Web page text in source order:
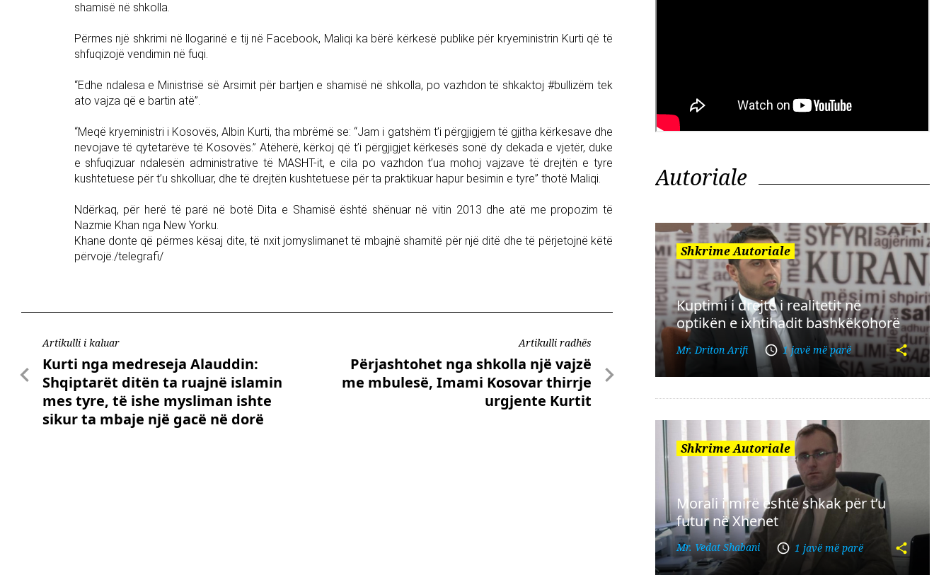
shamisë në shkolla.
Përmes një shkrimi në llogarinë e tij në Facebook, Maliqi ka bërë kërkesë publike për kryeministrin Kurti që të
shfuqizojë vendimin në fuqi.
“Edhe ndalesa e Ministrisë së Arsimit për bartjen e shamisë në shkolla, po vazhdon të shkaktoj #bullizëm tek
ato vajza që e bartin atë”.
“Meqë kryeministri i Kosovës, Albin Kurti, tha mbrëmë se: “Jam i gatshëm t’i përgjigjem të gjitha kërkesave dhe
nevojave të qytetarëve të Kosovës.” Atëherë, kërkoj që t’i përgjigjet kërkesës sonë dy dekada e vjetër, duke
e shfuqizuar ndalesën administrative të MASHT-it, e cila po vazhdon t’ua mohoj vajzave të drejtën e tyre
kushtetuese për t’u shkolluar, dhe të drejtën kushtetuese për ta praktikuar hapur besimin e tyre” thotë Maliqi.
Ndërkaq, për herë të parë në botë Dita e Shamisë është shënuar në vitin 2013 dhe atë me propozim të
Nazmie Khan nga New Yorku.
Khane donte që përmes kësaj dite, të nxit jomyslimanet të mbajnë shamitë për një ditë dhe të përjetojnë këtë
përvojë./telegrafi/
Artikulli i kaluar
Kurti nga medreseja Alauddin:
Shqiptarët ditën ta ruajnë islamin
mes tyre, të ishe mysliman ishte
sikur ta mbaje një gacë në dorë
Artikulli radhës
Përjashtohet nga shkolla një vajzë
me mbulesë, Imami Kosovar thirrje
urgjente Kurtit
Autoriale
Shkrime Autoriale
Kuptimi i drejtë i realitetit në
optikën e ixhtihadit bashkëkohorë
Mr. Driton Arifi 1 javë më parë
Shkrime Autoriale
Morali i mirë është shkak për t’u
futur në Xhenet
Mr. Vedat Shabani 1 javë më parë